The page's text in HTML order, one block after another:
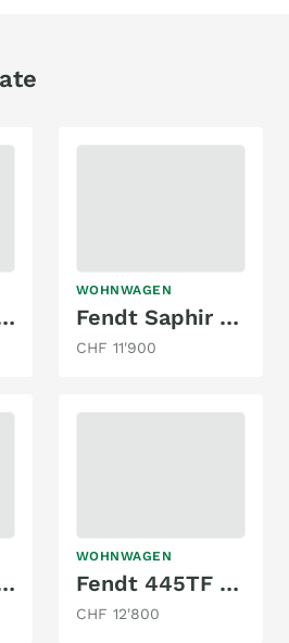
470
WOHNWAGEN
Fendt Saphir Style 470
CHF 11'900
Topas 550
WOHNWAGEN
Fendt 445TF Bianco Rosso Edition
CHF 12'800